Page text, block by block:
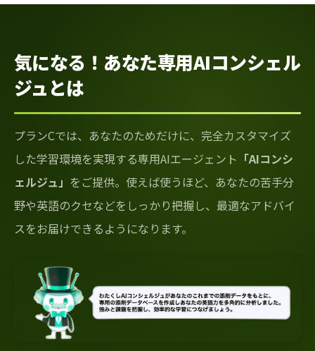
気になる！あなた専用AIコンシェル
ジュとは
プランCでは、あなたのためだけに、完全カスタマイズ
した学習環境を実現する専用AIエージェント 「AIコンシ
ェルジュ」 をご提供。使えば使うほど、あなたの苦手分
野や英語のクセなどをしっかり把握し、最適なアドバイ
スをお届けできるようになります。